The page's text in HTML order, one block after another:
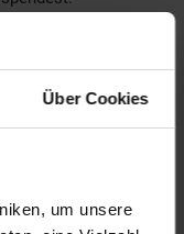
Über Cookies
um unsere
kannst